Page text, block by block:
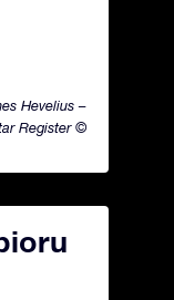
Hevelius –
Register ©